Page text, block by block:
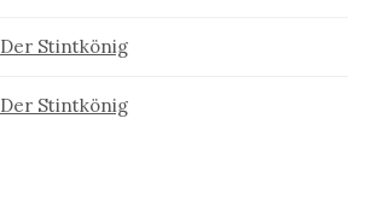
Der Stintkönig
Der Stintkönig